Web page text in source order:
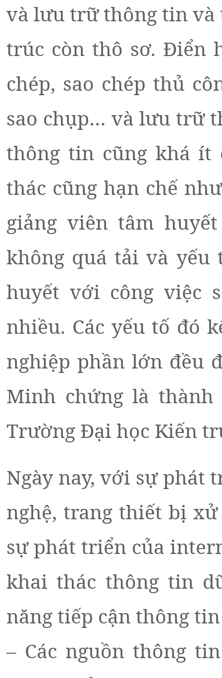
và lưu trữ thông tin và
trúc còn thô sơ. Điển
chép, sao chép thủ
sao chụp… và lưu trữ
thông tin cũng khá ít
thác cũng hạn chế
giảng viên tâm
không quá tải và yếu
huyết với công việc
nhiều. Các yếu tố đó
nghiệp phần lớn đều
Minh chứng là thành
Trường Đại học Kiến
Ngày nay, với sự phát
nghệ, trang thiết bị
sự phát triển của
khai thác thông tin
năng tiếp cận thông
– Các nguồn thông